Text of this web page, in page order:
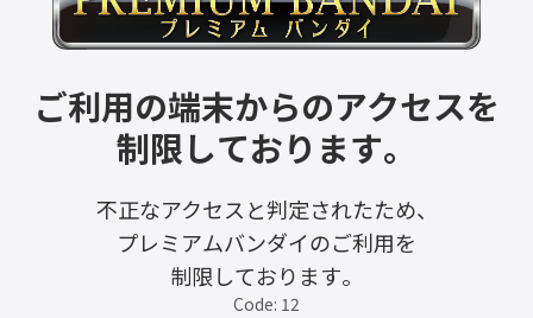
ご利用の端末からのアクセスを
制限しております。
不正なアクセスと判定されたため、
プレミアムバンダイのご利用を
制限しております。
Code: 12